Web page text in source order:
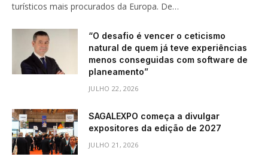
turísticos mais procurados da Europa. De…
“O desafio é vencer o ceticismo
natural de quem já teve experiências
menos conseguidas com software de
planeamento”
JULHO 22, 2026
SAGALEXPO começa a divulgar
expositores da edição de 2027
JULHO 21, 2026